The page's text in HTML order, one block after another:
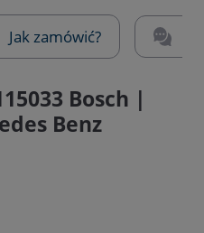
Jak zamówić?
Bosch |
Benz